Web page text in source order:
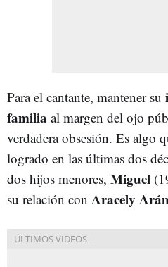
Para el cantante, mantener su
familia al margen del ojo
verdadera obsesión. Es algo
logrado en las últimas dos
dos hijos menores, Miguel
su relación con Aracely